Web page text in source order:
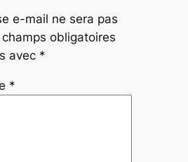
e-mail ne sera pas
champs obligatoires
avec *
*